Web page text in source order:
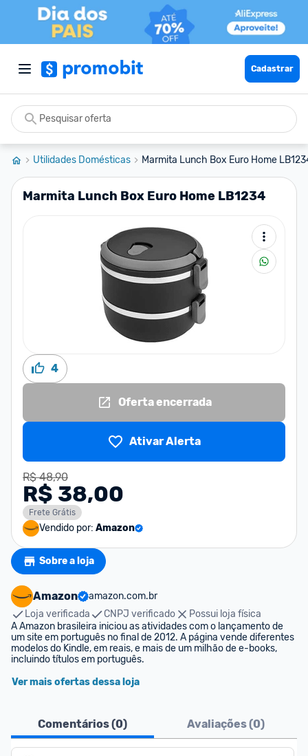
Cadastrar
Utilidades Domésticas Marmita Lunch Box Euro Home
Marmita Lunch Box Euro Home LB1234
4
Oferta encerrada
Ativar Alerta
R$ 48,90
R$ 38,00
Frete Grátis
Vendido por: Amazon
Sobre a loja
Amazon
amazon.com.br
Loja verificada
CNPJ verificado
Possui loja física
A Amazon brasileira iniciou as atividades com o lançamento de
um site em português no final de 2012. A página vende diferentes
modelos do Kindle, em reais, e mais de um milhão de e-books,
incluindo títulos em português.
Ver mais ofertas dessa loja
Comentários (0) Avaliações (0)